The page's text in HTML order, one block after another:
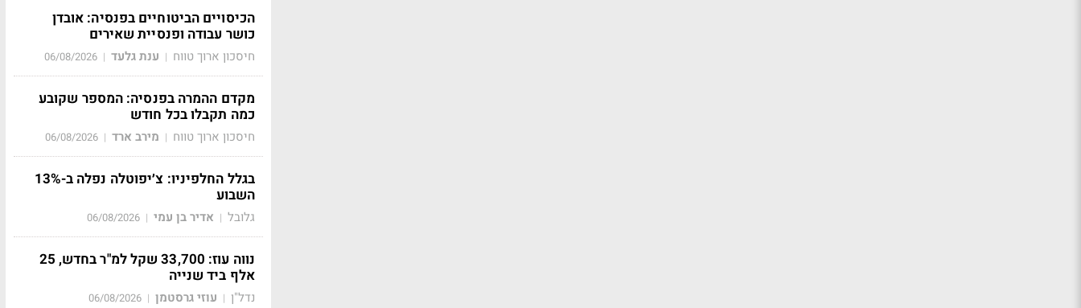
הכיסויים הביטוחיים בפנסיה: אובדן
כושר עבודה ופנסיית שאירים
חיסכון ארוך טווח | ענת גלעד |
06/08/2026
מקדם ההמרה בפנסיה: המספר שקובע
כמה תקבלו בכל חודש
חיסכון ארוך טווח | מירב ארד |
06/08/2026
בגלל החלפיניו: צ׳יפוטלה נפלה ב-13%
השבוע
גלובל | אדיר בן עמי |
06/08/2026
נווה עוז: 33,700 שקל למ"ר בחדש, 25
אלף ביד שנייה
נדל"ן | עוזי גרסטמן |
06/08/2026